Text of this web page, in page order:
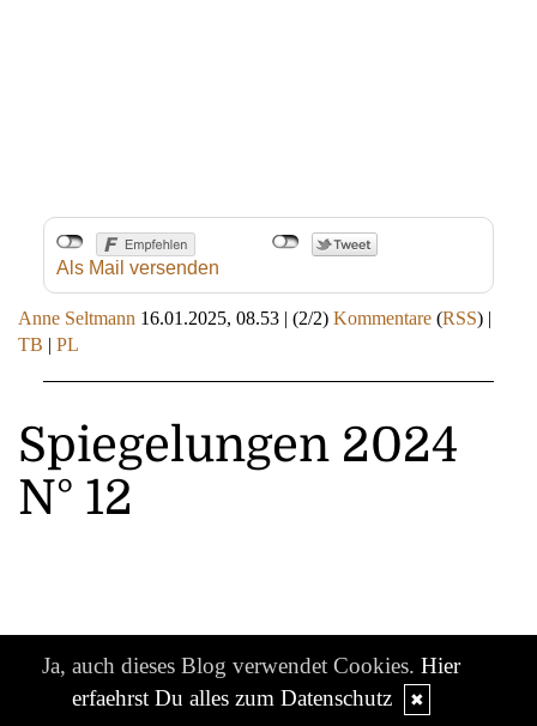
Als Mail versenden
Anne Seltmann 16.01.2025, 08.53 | (2/2) Kommentare (RSS) |
TB | PL
Spiegelungen 2024
N° 12
Ja, auch dieses Blog verwendet Cookies. Hier
erfaehrst Du alles zum Datenschutz
✖